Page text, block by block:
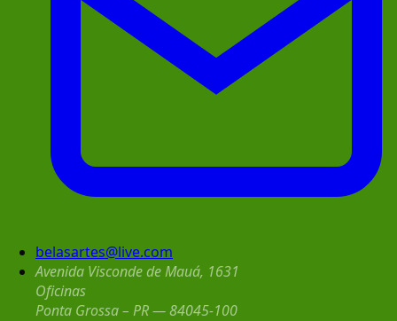
belasartes@live.com
Avenida Visconde de Mauá, 1631
Oficinas
Ponta Grossa – PR — 84045-100